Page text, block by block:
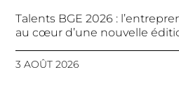
Talents BGE 2026 :
au cœur d’une nouvelle
3 AOÛT 2026